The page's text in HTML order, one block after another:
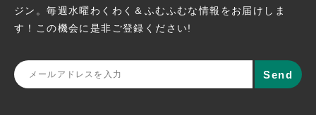
ジン。毎週水曜わくわく＆ふむふむな情報をお届けしま
す！この機会に 是非ご登録ください!